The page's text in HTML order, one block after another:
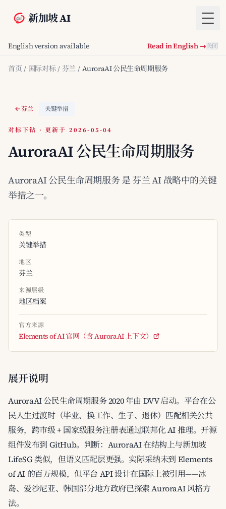
新加坡 AI
English version available Read in English →关闭
首页 / 国际对标 / 芬兰 / AuroraAI 公民生命周期服务
芬兰 关键举措
对标下钻 · 更新于 2026-05-04
AuroraAI 公民生命周期服务
AuroraAI 公民生命周期服务 是 芬兰 AI 战略中的关键
举措之一。
类型
关键举措
地区
芬兰
来源层级
地区档案
官方来源
Elements of AI 官网（含 AuroraAI 上下文）
展开说明
AuroraAI 公民生命周期服务 2020 年由 DVV 启动。平台在公
民人生过渡时（毕业、换工作、生子、退休）匹配相关公共
服务，跨市级 + 国家级服务注册表通过联邦化 AI 推理。开源
组件发布到 GitHub。判断：AuroraAI 在结构上与新加坡
LifeSG 类似，但语义匹配层更强。实际采纳未到 Elements
of AI 的百万规模，但平台 API 设计在国际上被引用——冰
岛、爱沙尼亚、韩国部分地方政府已探索 AuroraAI 风格方
法。